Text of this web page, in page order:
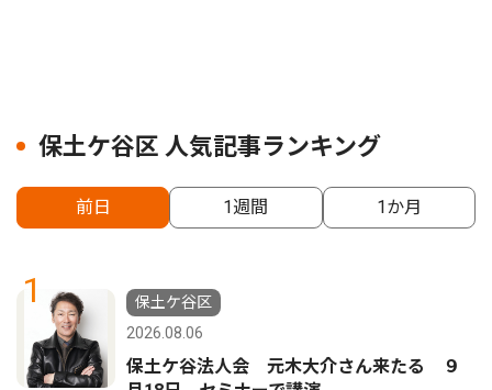
保土ケ谷区 人気記事ランキング
前日 1週間 1か月
1
保土ケ谷区
2026.08.06
保土ケ谷法人会 元木大介さん来たる ９